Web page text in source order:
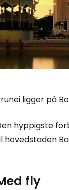
ligger på
hyppigste
hovedstaden
fly